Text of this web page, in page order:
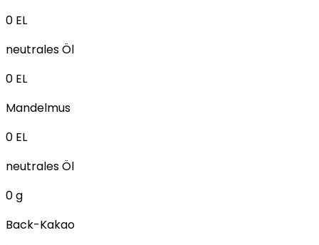
0 EL
neutrales Öl
0 EL
Mandelmus
0 EL
neutrales Öl
0g
Back-Kakao